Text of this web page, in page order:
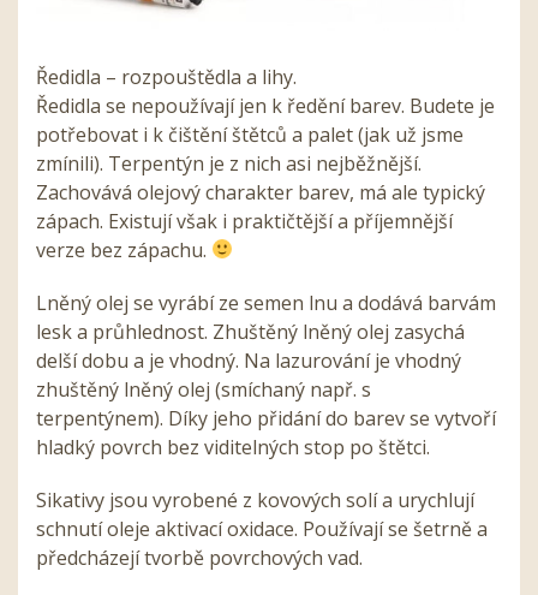
Ředidla – rozpouštědla a lihy.
Ředidla se nepoužívají jen k ředění barev. Budete je
potřebovat i k čištění štětců a palet (jak už jsme
zmínili). Terpentýn je z nich asi nejběžnější.
Zachovává olejový charakter barev, má ale typický
zápach. Existují však i praktičtější a příjemnější
verze bez zápachu.
Lněný olej se vyrábí ze semen lnu a dodává barvám
lesk a průhlednost. Zhuštěný lněný olej zasychá
delší dobu a je vhodný. Na lazurování je vhodný
zhuštěný lněný olej (smíchaný např. s
terpentýnem). Díky jeho přidání do barev se vytvoří
hladký povrch bez viditelných stop po štětci.
Sikativy jsou vyrobené z kovových solí a urychlují
schnutí oleje aktivací oxidace. Používají se šetrně a
předcházejí tvorbě povrchových vad.